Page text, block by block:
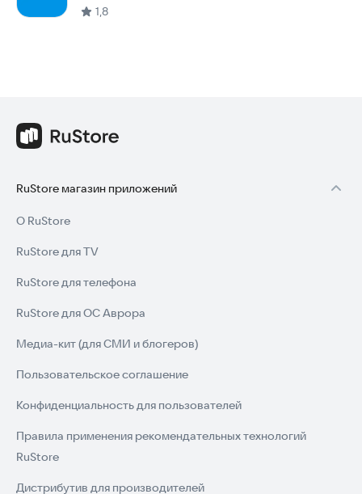
1,8
RuStore магазин приложений
О RuStore
RuStore для TV
RuStore для телефона
RuStore для ОС Аврора
Медиа-кит (для СМИ и блогеров)
Пользовательское соглашение
Конфиденциальность для пользователей
Правила применения рекомендательных технологий
RuStore
Дистрибутив для производителей